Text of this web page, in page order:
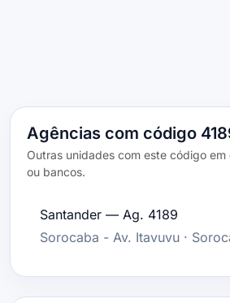
Agências com código
Outras unidades com este código
ou bancos.
Santander — Ag. 4189
Sorocaba - Av. Itavuvu ·